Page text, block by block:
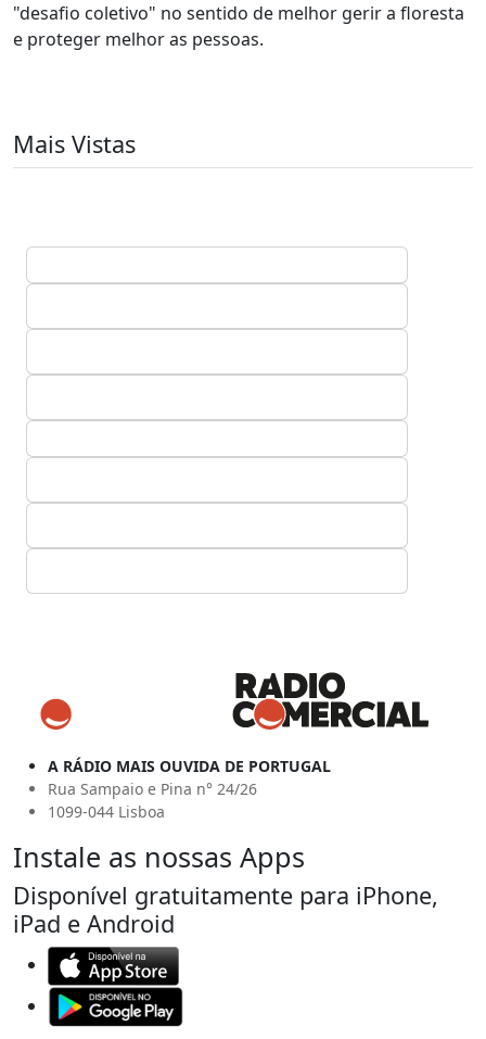
"desafio coletivo" no sentido de melhor gerir a floresta
e proteger melhor as pessoas.
Mais Vistas
A RÁDIO MAIS OUVIDA DE PORTUGAL
Rua Sampaio e Pina n° 24/26
1099-044 Lisboa
Instale as nossas Apps
Disponível gratuitamente para iPhone,
iPad e Android